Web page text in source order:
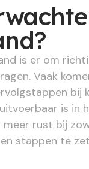
is er om
Vaak
bij
is in
rust bij
stappen te